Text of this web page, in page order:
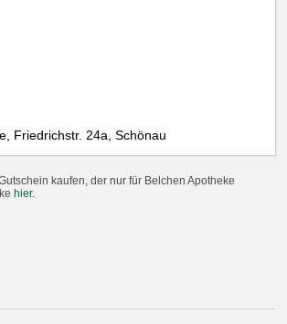
Friedrichstr. 24a, Schönau
kaufen, der nur für Belchen Apotheke
hier.
Accept all